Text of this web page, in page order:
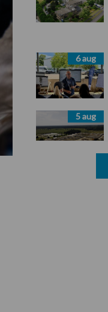
6 aug
5 aug